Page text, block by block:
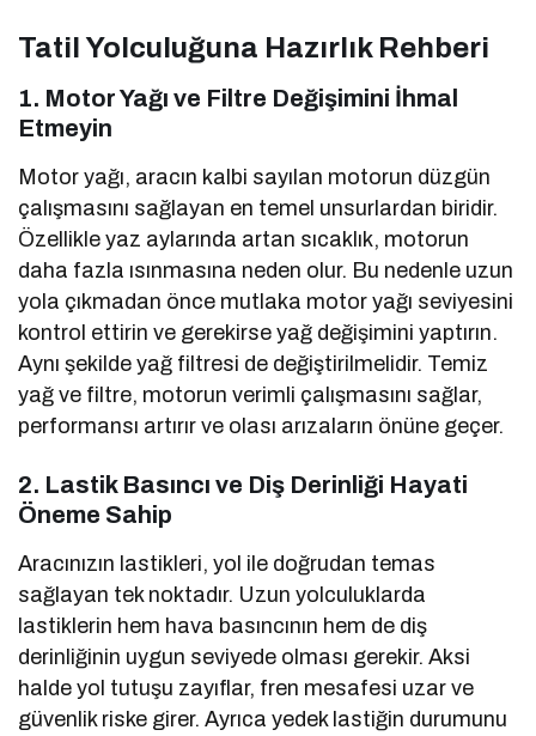
Tatil Yolculuğuna Hazırlık Rehberi
1. Motor Yağı ve Filtre Değişimini İhmal
Etmeyin
Motor yağı, aracın kalbi sayılan motorun düzgün
çalışmasını sağlayan en temel unsurlardan biridir.
Özellikle yaz aylarında artan sıcaklık, motorun
daha fazla ısınmasına neden olur. Bu nedenle uzun
yola çıkmadan önce mutlaka motor yağı seviyesini
kontrol ettirin ve gerekirse yağ değişimini yaptırın.
Aynı şekilde yağ filtresi de değiştirilmelidir. Temiz
yağ ve filtre, motorun verimli çalışmasını sağlar,
performansı artırır ve olası arızaların önüne geçer.
2. Lastik Basıncı ve Diş Derinliği Hayati
Öneme Sahip
Aracınızın lastikleri, yol ile doğrudan temas
sağlayan tek noktadır. Uzun yolculuklarda
lastiklerin hem hava basıncının hem de diş
derinliğinin uygun seviyede olması gerekir. Aksi
halde yol tutuşu zayıflar, fren mesafesi uzar ve
güvenlik riske girer. Ayrıca yedek lastiğin durumunu